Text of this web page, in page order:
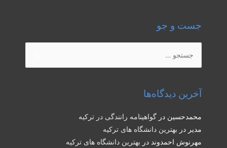
جست و جو
برای:
آخرین دیدگاه‌ها
محمدحسین در گواهینامه رانندگی در ترکیه
مدیر در بهترین دانشگاه های ترکیه
مهرنوش احمدوند در بهترین دانشگاه های ترکیه